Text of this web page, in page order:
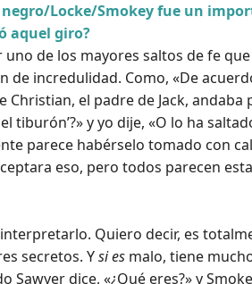
Locke/Smokey fue un
aquel giro?
uno de los mayores saltos de fe
de incredulidad. Como, «De
el padre de Jack, andaba
tiburón’?» y yo dije, «O lo ha
parece habérselo tomado con
eso, pero todos parecen
Quiero decir, es
secretos. Ysi es malo, tiene
Sawyer dice, «¿Qué eres?» y